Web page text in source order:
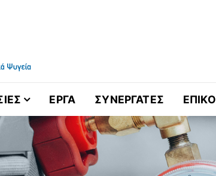
Ψυγεία
ΕΡΓΑ ΣΥΝΕΡΓΑΤΕΣ